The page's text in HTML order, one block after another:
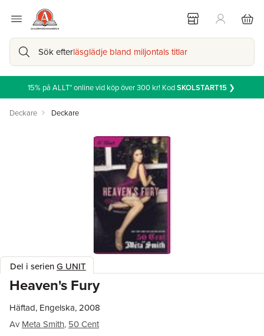
Sök efterläsglädje bland miljontals titlar
15% på ALLT* online vid köp över 300 kr! KodSKOLSTART15❯
Deckare Deckare
Del i serienG UNIT
Heaven's Fury
Häftad, Engelska, 2008
Av Meta Smith, 50 Cent